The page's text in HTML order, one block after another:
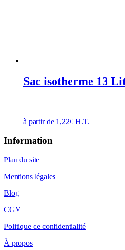
Sac isotherme 13
à partir de 1,22€ H.T.
Information
Plan du site
Mentions légales
Blog
CGV
Politique de confidentialité
À propos